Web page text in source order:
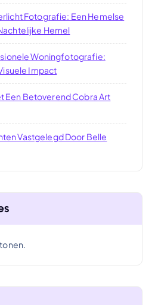
Fotografie: Een Hemelse
Hemel
Woningfotografie:
Impact
Een Betoverend Cobra Art
Vastgelegd Door Belle